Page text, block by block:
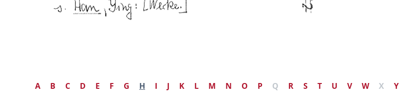
A B C D E F G H I J K L M N O P Q R S T U V W X Y